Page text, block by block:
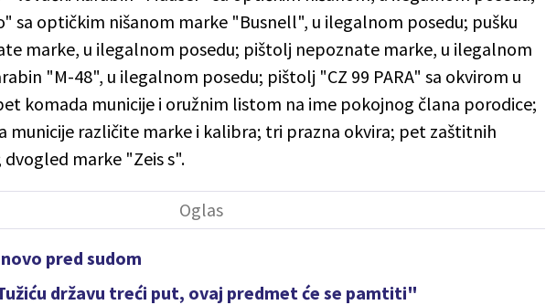
sa optičkim nišanom marke "Busnell", u ilegalnom posedu; pušku
marke, u ilegalnom posedu; pištolj nepoznate marke, u ilegalnom
"M-48", u ilegalnom posedu; pištolj "CZ 99 PARA" sa okvirom u
komada municije i oružnim listom na ime pokojnog člana porodice;
municije različite marke i kalibra; tri prazna okvira; pet zaštitnih
marke "Zeis s".
pred sudom
državu treći put, ovaj predmet će se pamtiti"